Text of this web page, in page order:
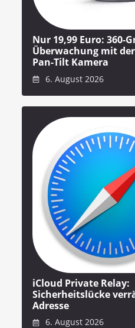
Nur 19,99 Euro: 360-
Überwachung mit
Pan-Tilt Kamera
6. August 2026
iCloud Private Relay:
Sicherheitslücke
Adresse
6. August 2026